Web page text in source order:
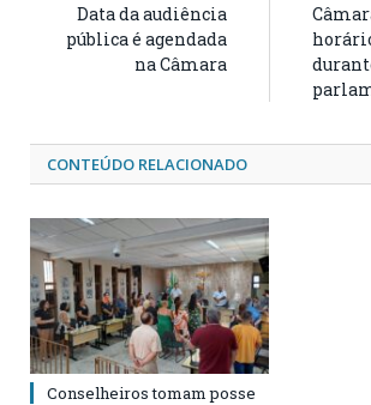
Data da audiência
pública é agendada
na Câmara
CONTEÚDO RELACIONADO
Conselheiros tomam posse